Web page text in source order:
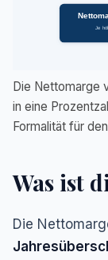
Je
Die Nettomarge
in eine
Formalität für
Was ist
Die